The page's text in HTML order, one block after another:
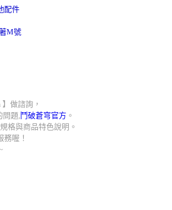
配件
M號
做諮詢，
題, 鬥破蒼穹官方 。
格與商品特色說明。
喔！